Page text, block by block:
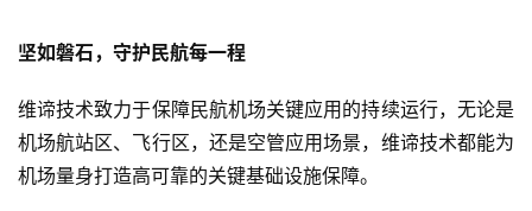
坚如磐石，守护民航每一程
维谛技术致力于保障民航机场关键应用的持续运行，无论是
机场航站区、飞行区，还是空管应用场景，维谛技术都能为
机场量身打造高可靠的关键基础设施保障。